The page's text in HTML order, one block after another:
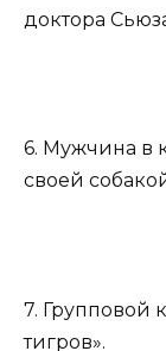
доктора
6. Мужчина в
своей
7. Групповой
тигров».